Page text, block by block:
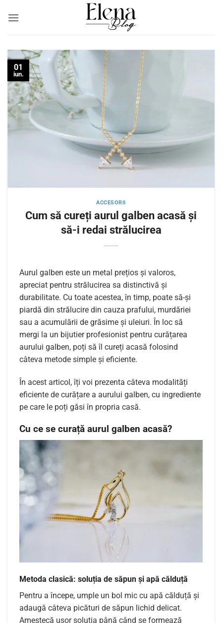
01
iun.
ACCESORII
Cum să cureți aurul galben acasă și
să-i redai strălucirea
Aurul galben este un metal prețios și valoros,
apreciat pentru strălucirea sa distinctivă și
durabilitate. Cu toate acestea, în timp, poate să-și
piardă din strălucire din cauza prafului, murdăriei
sau a acumulării de grăsime și uleiuri. În loc să
mergi la un bijutier profesionist pentru curățarea
aurului galben, poți să îl cureți acasă folosind
câteva metode simple și eficiente.
În acest articol, îți voi prezenta câteva modalități
eficiente de curățare a aurului galben, cu ingrediente
pe care le poți găsi în propria casă.
Cu ce se curață aurul galben acasă?
Metoda clasică: soluția de săpun și apă călduță
Pentru a începe, umple un bol mic cu apă călduță și
adaugă câteva picături de săpun lichid delicat.
Amestecă ușor soluția până când se formează